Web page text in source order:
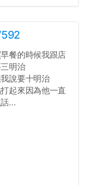
餐的時候我跟店
明治
說要十明治
起來因為他一直
...